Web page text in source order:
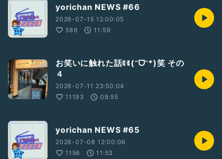
yorichan NEWS #66
2026-07-15 12:00:05
586
11:59
お笑いに触れた話ꉂꉂ(ᵔᗜᵔ*)笑 その
４
2026-07-11 23:50:04
11193
09:55
yorichan NEWS #65
2026-07-08 12:00:06
1156
11:53